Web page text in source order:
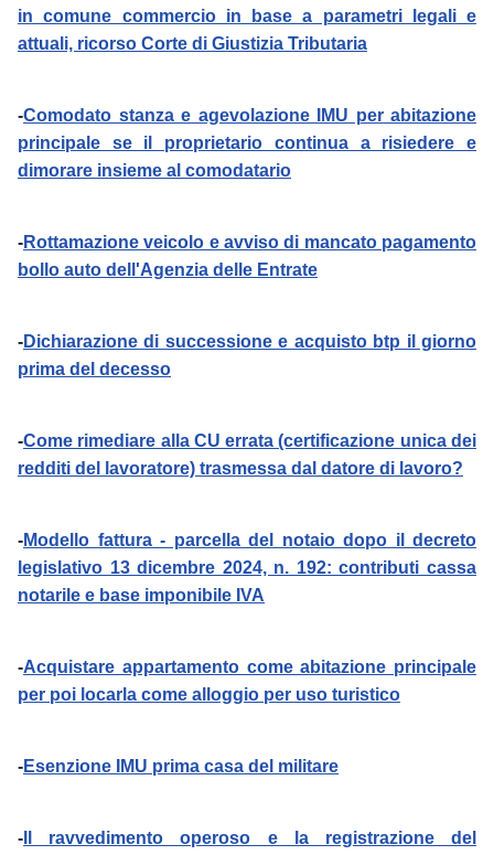
in comune commercio in base a parametri legali e
attuali, ricorso Corte di Giustizia Tributaria
-Comodato stanza e agevolazione IMU per abitazione
principale se il proprietario continua a risiedere e
dimorare insieme al comodatario
-Rottamazione veicolo e avviso di mancato pagamento
bollo auto dell'Agenzia delle Entrate
-Dichiarazione di successione e acquisto btp il giorno
prima del decesso
-Come rimediare alla CU errata (certificazione unica dei
redditi del lavoratore) trasmessa dal datore di lavoro?
-Modello fattura - parcella del notaio dopo il decreto
legislativo 13 dicembre 2024, n. 192: contributi cassa
notarile e base imponibile IVA
-Acquistare appartamento come abitazione principale
per poi locarla come alloggio per uso turistico
-Esenzione IMU prima casa del militare
- Il ravvedimento operoso e la registrazione del